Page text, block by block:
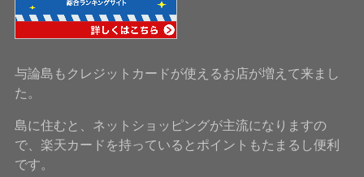
与論島もクレジットカードが使えるお店が増えて来まし
た。
島に住むと、ネットショッピングが主流になりますの
で、楽天カードを持っているとポイントもたまるし便利
です。